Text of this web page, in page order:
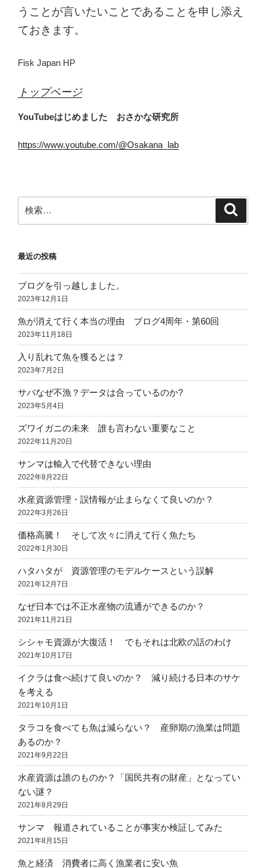
うことが言いたいことであることを申し添え
ておきます。
Fisk Japan HP
トップページ
YouTubeはじめました おさかな研究所
https://www.youtube.com/@Osakana_lab
検
索:
最近の投稿
ブログを引っ越しました。
2023年12月1日
魚が消えて行く本当の理由 ブログ4周年・第60回
2023年11月18日
入り乱れて魚を獲るとは？
2023年7月2日
サバなぜ不漁？データは合っているのか?
2023年5月4日
ズワイガニの未来 誰も言わない重要なこと
2022年11月20日
サンマは輸入で代替できない理由
2022年8月22日
水産資源管理・誤情報が止まらなくて良いのか？
2022年3月26日
価格高騰！ そして次々に消えて行く魚たち
2022年1月30日
ハタハタが 資源管理のモデルケースという誤解
2021年12月7日
なぜ日本では不正水産物の流通ができるのか？
2021年11月21日
シシャモ資源が大復活！ でもそれは北欧の話のわけ
2021年10月17日
イクラは食べ続けて良いのか？ 減り続ける日本のサケ
を考える
2021年10月1日
タラコを食べても魚は減らない？ 産卵期の漁業は問題
あるのか？
2021年9月22日
水産資源は誰のものか？「国民共有の財産」となってい
ない謎？
2021年8月29日
サンマ 報道されていることが事実か検証してみた
2021年8月15日
魚と経済 消費者に高く漁業者に安い魚